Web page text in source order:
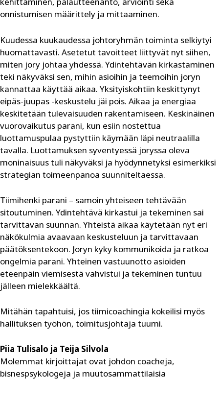
onnistumisen määrittely ja mittaaminen.
Kuudessa kuukaudessa johtoryhmän toiminta selkiytyi
huomattavasti. Asetetut tavoitteet liittyvät nyt siihen,
miten jory johtaa yhdessä. Ydintehtävän kirkastaminen
teki näkyväksi sen, mihin asioihin ja teemoihin joryn
kannattaa käyttää aikaa. Yksityiskohtiin keskittynyt
eipäs-juupas -keskustelu jäi pois. Aikaa ja energiaa
keskitetään tulevaisuuden rakentamiseen. Keskinäinen
vuorovaikutus parani, kun esiin nostettua
luottamuspulaa pystyttiin käymään läpi neutraalilla
tavalla. Luottamuksen syventyessä joryssa oleva
moninaisuus tuli näkyväksi ja hyödynnetyksi esimerkiksi
strategian toimeenpanoa suunniteltaessa.
Tiimihenki parani – samoin yhteiseen tehtävään
sitoutuminen. Ydintehtävä kirkastui ja tekeminen sai
tarvittavan suunnan. Yhteistä aikaa käytetään nyt eri
näkökulmia avaavaan keskusteluun ja tarvittavaan
päätöksentekoon. Joryn kyky kommunikoida ja ratkoa
ongelmia parani. Yhteinen vastuunotto asioiden
eteenpäin viemisestä vahvistui ja tekeminen tuntuu
jälleen mielekkäältä.
Mitähän tapahtuisi, jos tiimicoachingia kokeilisi myös
hallituksen työhön, toimitusjohtaja tuumi.
Piia Tulisalo ja Teija Silvola
Molemmat kirjoittajat ovat johdon coacheja,
bisnespsykologeja ja muutosammattilaisia